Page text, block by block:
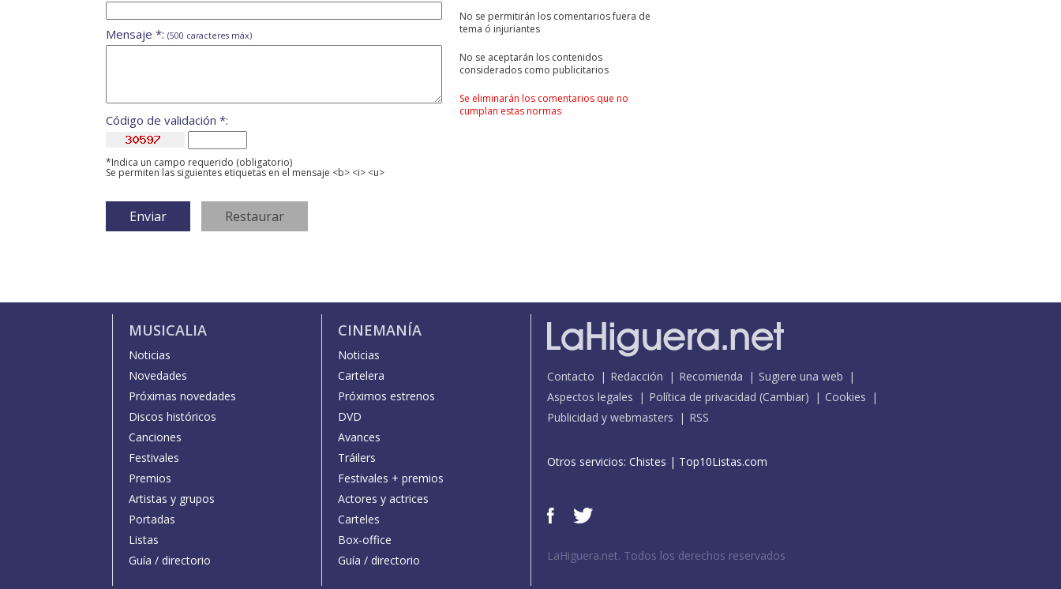
No se permitirán los comentarios fuera de
tema ó injuriantes
No se aceptarán los contenidos
considerados como publicitarios
Se eliminarán los comentarios que no
cumplan estas normas
Mensaje *: (500 caracteres máx)
Código de validación *:
*Indica un campo requerido (obligatorio)
Se permiten las siguientes etiquetas en el mensaje <b> <i> <u>
MUSICALIA
Noticias
Novedades
Próximas novedades
Discos históricos
Canciones
Festivales
Premios
Artistas y grupos
Portadas
Listas
Guía / directorio
CINEMANÍA
Noticias
Cartelera
Próximos estrenos
DVD
Avances
Tráilers
Festivales + premios
Actores y actrices
Carteles
Box-office
Guía / directorio
Contacto Redacción Recomienda
Sugiere una web
Aspectos legales
Política de privacidad (Cambiar)
Cookies
Publicidad y webmasters
RSS
Otros servicios: Chistes | Top10Listas.com
LaHiguera.net. Todos los derechos reservados